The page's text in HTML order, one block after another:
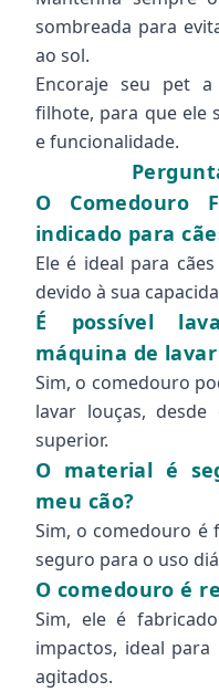
sombreada para
ao sol.
Encoraje seu pet
filhote, para que ele
e funcionalidade.
O Comedouro
indicado para
Ele é ideal para
devido à sua
É possível
máquina de lavar
Sim, o comedouro
lavar louças,
superior.
O material é
meu cão?
Sim, o comedouro é
seguro para o uso
O comedouro é
Sim, ele é
impactos, ideal
agitados.